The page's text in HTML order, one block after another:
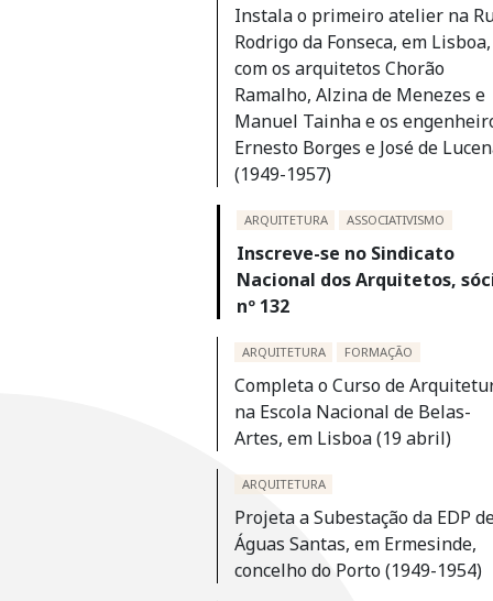
Instala o primeiro atelier na
Rodrigo da Fonseca, em Lisboa,
com os arquitetos Chorão
Ramalho, Alzina de Menezes e
Manuel Tainha e os
Ernesto Borges e José de
(1949-1957)
ARQUITETURA ASSOCIATIVISMO
Inscreve-se no Sindicato
Nacional dos Arquitetos,
nº 132
ARQUITETURA FORMAÇÃO
Completa o Curso de
na Escola Nacional de Belas-
Artes, em Lisboa (19 abril)
ARQUITETURA
Projeta a Subestação da EDP
Águas Santas, em Ermesinde,
concelho do Porto (1949-1954)